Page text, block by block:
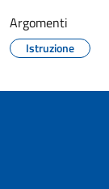
Argomenti
Istruzione